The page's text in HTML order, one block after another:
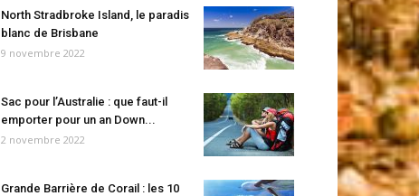
North Stradbroke Island, le paradis
blanc de Brisbane
9 novembre 2022
Sac pour l’Australie : que faut-il
emporter pour un an Down...
2 novembre 2022
Grande Barrière de Corail : les 10